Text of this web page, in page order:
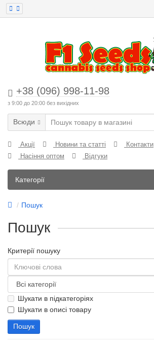
+38 (096) 998-11-98
з 9:00 до 20:00 без вихідних
Всюди
Акції Новини та статті Контакти
Насіння оптом
Відгуки
Категорії
Пошук
Пошук
Критерії пошуку
Шукати в підкатегоріях
Шукати в описі товару